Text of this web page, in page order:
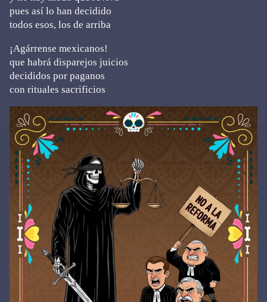
pues así lo han decidido
todos esos, los de arriba
¡Agárrense mexicanos!
que habrá disparejos juicios
decididos por paganos
con rituales sacrificios